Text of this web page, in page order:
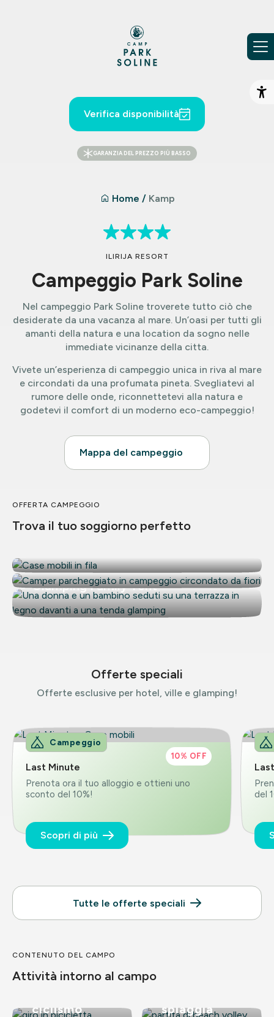
Verifica disponibilità
GARANZIA DEL PREZZO PIÙ BASSO
Home / Kamp
ILIRIJA RESORT
Campeggio Park Soline
Nel campeggio Park Soline troverete tutto ciò che
desiderate da una vacanza al mare. Un’oasi per tutti gli
amanti della natura e una location da sogno nelle
immediate vicinanze della citta.
Vivete un’esperienza di campeggio unica in riva al mare
e circondati da una profumata pineta. Svegliatevi al
rumore delle onde, riconnettetevi alla natura e
godetevi il comfort di un moderno eco-campeggio!
Mappa del campeggio
OFFERTA CAMPEGGIO
Trova il tuo soggiorno perfetto
Glamping Family Tent
Offerte speciali
Offerte esclusive per hotel, ville e glamping!
10% OFF
Campeggio
Last Minute
Prenota ora il tuo alloggio e ottieni uno
sconto del 10%!
Scopri di più
del
Tutte le offerte speciali
CONTENUTO DEL CAMPO
Attività intorno al campo
Noleggio
ciclismo
spiaggia
NEL CAMPO A BIOGRAD